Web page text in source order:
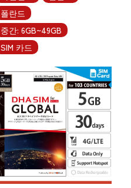
폴란드
중간: 6GB~49GB
SIM 카드